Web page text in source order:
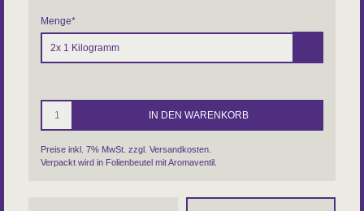
Menge*
Preise inkl. 7% MwSt. zzgl. Versandkosten
Verpackt wird in Folienbeutel mit Aromaventil.